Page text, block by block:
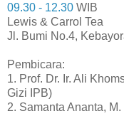
09.30 - 12.30 WIB
Lewis & Carrol Tea
Jl. Bumi No.4,
Pembicara:
1. Prof. Dr. Ir. Ali
Gizi IPB)
2. Samanta Ananta,